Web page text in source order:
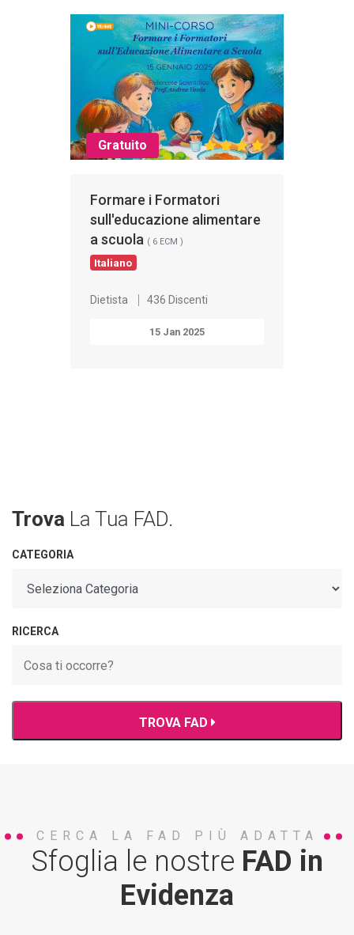
Gratuito
Formare i Formatori
sull'educazione alimentare
a scuola ( 6 ECM )
Italiano
Dietista 436 Discenti
15 Jan 2025
Trova La Tua FAD.
CATEGORIA
RICERCA
TROVA FAD
CERCA LA FAD PIÙ ADATTA
Sfoglia le nostre FAD in
Evidenza